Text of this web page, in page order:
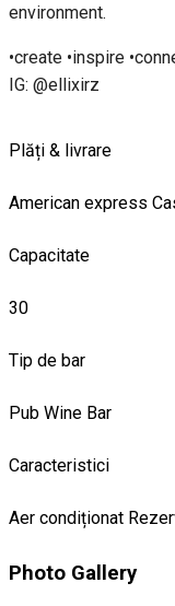
environment.
•create •inspire
IG: @ellixirz
Plăți & livrare
American express
Capacitate
30
Tip de bar
Pub Wine Bar
Caracteristici
Aer condiționat
Photo Gallery